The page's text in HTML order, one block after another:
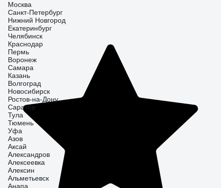
Москва
Санкт-Петербург
Нижний Новгород
Екатеринбург
Челябинск
Краснодар
Пермь
Воронеж
Самара
Казань
Волгоград
Новосибирск
Ростов-на-Дону
Саратов
Тула
Тюмень
Уфа
Азов
Аксай
Александров
Алексеевка
Алексин
Альметьевск
Анапа